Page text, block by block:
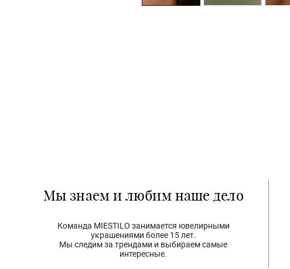
Мы знаем и любим наше дело
Команда MIESTILO занимается ювелирными
украшениями более 15 лет.
Мы следим за трендами и выбираем самые
интересные.